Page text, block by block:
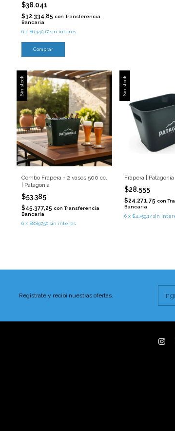
$38.041
$32.334,85 con Transferencia
Bancaria
6 x $6.340,17 sin interés
Sin stock
Combo Frapera + 2 vasos 500 cc.
| Patagonia
$53.385
$45.377,25 con Transferencia
Bancaria
6 x $8.897,50 sin interés
Sin stock
Frapera | Patagonia
$28.555
$24.271,75con
Bancaria
6 x $4.759,17 sin
Registrate y recibí nuestras ofertas.